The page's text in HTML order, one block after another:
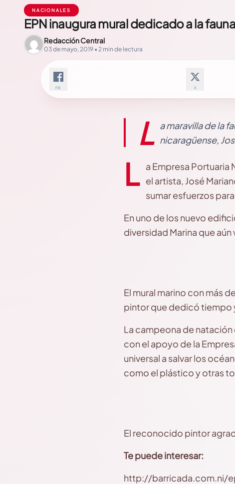
NACIONALES
EPN inaugura mural dedicado a la
Redacción Central
03 de mayo, 2019 • 2 min de lectura
FB X
L a maravilla de la
nicaragüense,
L a Empresa Portuaria
el artista, José
sumar esfuerzos
En uno de los nuevo
diversidad Marina que
El mural marino con más
pintor que dedicó tiempo
La campeona de
con el apoyo de la
universal a salvar los
como el plástico y otras
El reconocido pintor
Te puede interesar:
http://barricada.com.ni/